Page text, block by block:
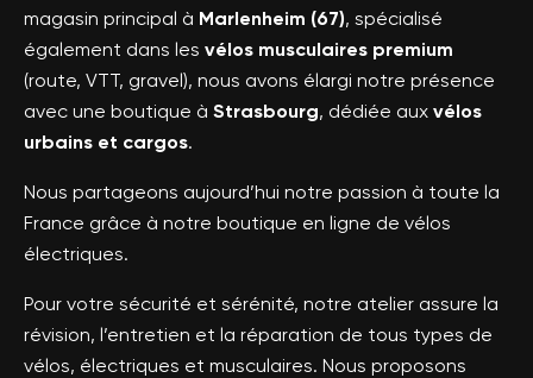
magasin principal à Marlenheim (67), spécialisé
également dans les vélos musculaires premium
(route, VTT, gravel), nous avons élargi notre présence
avec une boutique à Strasbourg, dédiée aux vélos
urbains et cargos.
Nous partageons aujourd’hui notre passion à toute la
France grâce à notre boutique en ligne de vélos
électriques.
Pour votre sécurité et sérénité, notre atelier assure la
révision, l’entretien et la réparation de tous types de
vélos, électriques et musculaires. Nous proposons